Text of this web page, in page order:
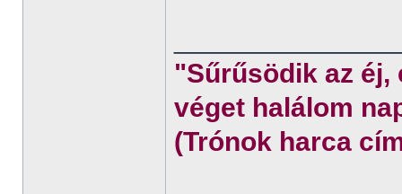
"Sűrűsödik az éj,
véget halálom
(Trónok harca